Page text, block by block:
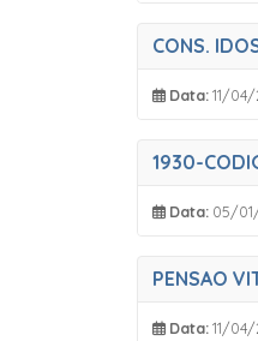
CONS.
Data: 11/04/
1930-
Data: 05/
PENSAO
Data: 11/04/